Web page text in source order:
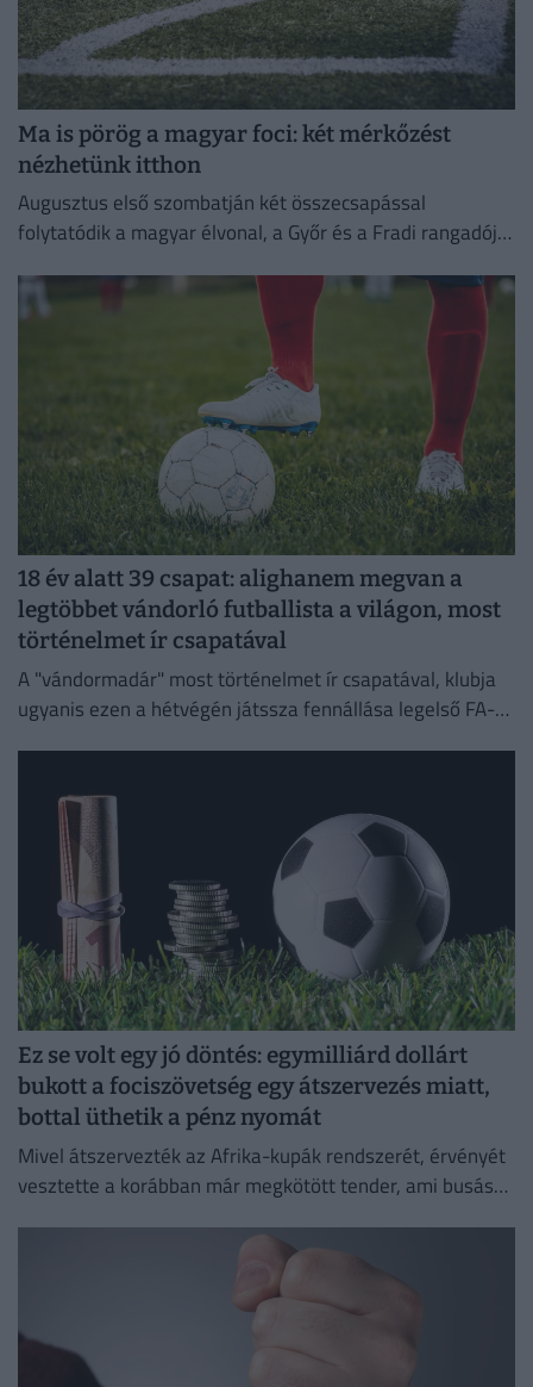
Ma is pörög a magyar foci: két mérkőzést
nézhetünk itthon
Augusztus első szombatján két összecsapással
folytatódik a magyar élvonal, a Győr és a Fradi rangadója
18 év alatt 39 csapat: alighanem megvan a
legtöbbet vándorló futballista a világon, most
történelmet ír csapatával
A "vándormadár" most történelmet ír csapatával, klubja
ugyanis ezen a hétvégén játssza fennállása legelső FA-
Ez se volt egy jó döntés: egymilliárd dollárt
bukott a fociszövetség egy átszervezés miatt,
bottal üthetik a pénz nyomát
Mivel átszervezték az Afrika-kupák rendszerét, érvényét
vesztette a korábban már megkötött tender, ami busás